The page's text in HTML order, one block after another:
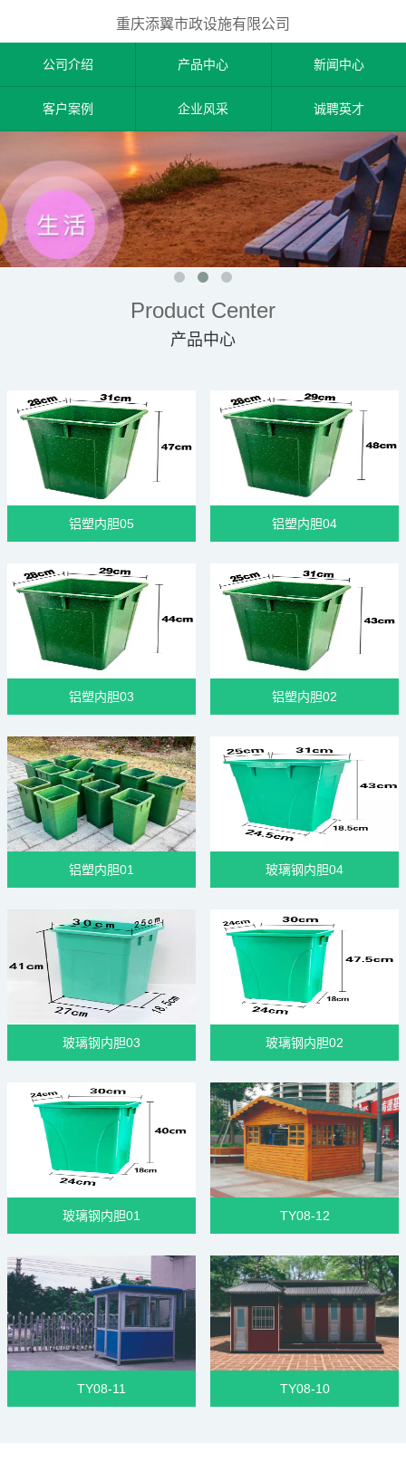
重庆添翼市政设施有限公司
公司介绍 产品中心 新闻中心
客户案例 企业风采 诚聘英才
Product Center
产品中心
铝塑内胆05 铝塑内胆04
铝塑内胆03 铝塑内胆02
铝塑内胆01 玻璃钢内胆04
玻璃钢内胆03 玻璃钢内胆02
玻璃钢内胆01 TY08-12
TY08-11 TY08-10